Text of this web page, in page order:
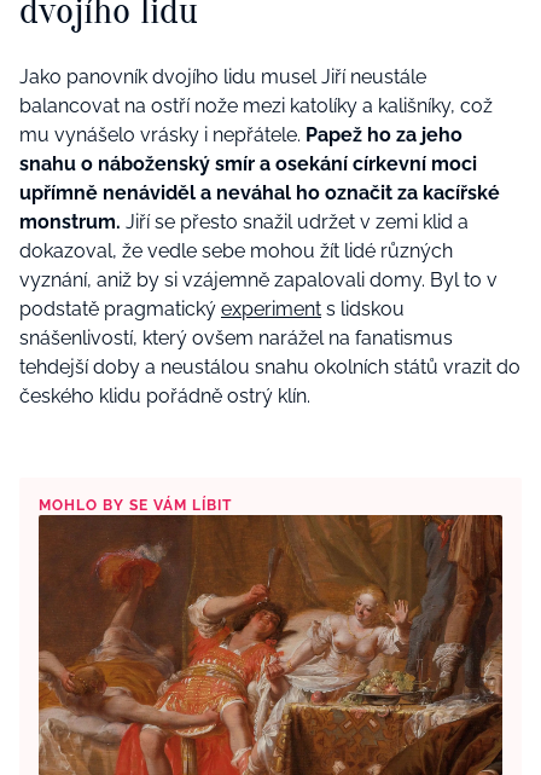
dvojího lidu
Jako panovník dvojího lidu musel Jiří neustále
balancovat na ostří nože mezi katolíky a kališníky, což
mu vynášelo vrásky i nepřátele. Papež ho za jeho
snahu o náboženský smír a osekání církevní moci
upřímně nenáviděl a neváhal ho označit za kacířské
monstrum. Jiří se přesto snažil udržet v zemi klid a
dokazoval, že vedle sebe mohou žít lidé různých
vyznání, aniž by si vzájemně zapalovali domy. Byl to v
podstatě pragmatický experiment s lidskou
snášenlivostí, který ovšem narážel na fanatismus
tehdejší doby a neustálou snahu okolních států vrazit do
českého klidu pořádně ostrý klín.
MOHLO BY SE VÁM LÍBIT